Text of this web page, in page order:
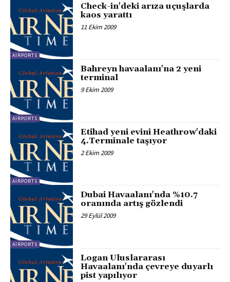
AIRPORTS
Check-in'deki arıza uçuşlarda
kaos yarattı
11 Ekim 2009
AIRPORTS
Bahreyn havaalanı'na 2 yeni
terminal
9 Ekim 2009
AIRPORTS
Etihad yeni evini Heathrow'daki
4.Terminale taşıyor
2 Ekim 2009
AIRPORTS
Dubai Havaalanı'nda %10.7
oranında artış gözlendi
29 Eylül 2009
Logan Uluslararası
Havaalanı'nda çevreye duyarlı
pist yapılıyor